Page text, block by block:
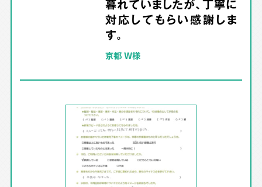
暮れていましたが、丁寧に
対応してもらい感謝しま
す。
京都 W様